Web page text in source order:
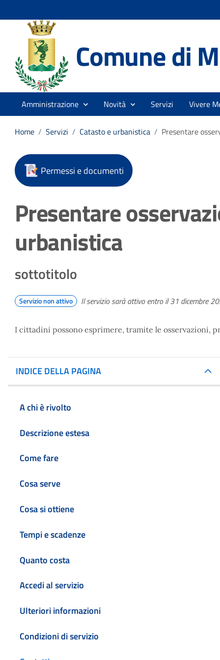
Comune di
Amministrazione Novità Servizi Vivere
Home / Servizi / Catasto e urbanistica / Presentare
Permessi e documenti
Presentare
urbanistica
sottotitolo
Servizio non attivo Il servizio sarà attivo entro il 31 dicembre
I cittadini possono esprimere, tramite le osservazioni,
INDICE DELLA PAGINA
A chi è rivolto
Descrizione estesa
Come fare
Cosa serve
Cosa si ottiene
Tempi e scadenze
Quanto costa
Accedi al servizio
Ulteriori informazioni
Condizioni di servizio